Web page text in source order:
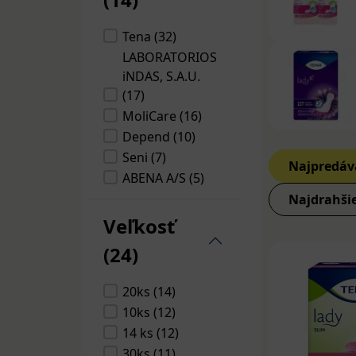
doplnky
napríklad
ležiacich
rôzne
Amd,
Abena,
Depend,
Tena (32)
LABORATORIOS
iNDAS, S.A.U.
(17)
MoliCare (16)
Depend (10)
Seni (7)
ABENA A/S (5)
Disposable (4)
TENA (3)
Hartmann (3)
(3)
Attends
Healthcare
Veľkosť
(24)
20ks (14)
10ks (12)
14 ks (12)